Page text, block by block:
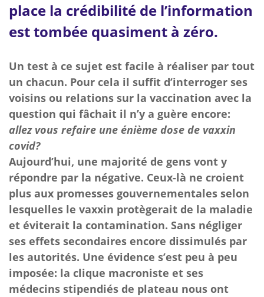
place la crédibilité de l’information
est tombée quasiment à zéro.
Un test à ce sujet est facile à réaliser par tout
un chacun. Pour cela il suffit d’interroger ses
voisins ou relations sur la vaccination avec la
question qui fâchait il n’y a guère encore:
allez vous refaire une énième dose de vaxxin
covid?
Aujourd’hui, une majorité de gens vont y
répondre par la négative. Ceux-là ne croient
plus aux promesses gouvernementales selon
lesquelles le vaxxin protègerait de la maladie
et éviterait la contamination. Sans négliger
ses effets secondaires encore dissimulés par
les autorités. Une évidence s’est peu à peu
imposée: la clique macroniste et ses
médecins stipendiés de plateau nous ont